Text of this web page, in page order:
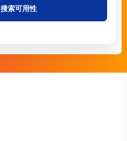
搜索可用性